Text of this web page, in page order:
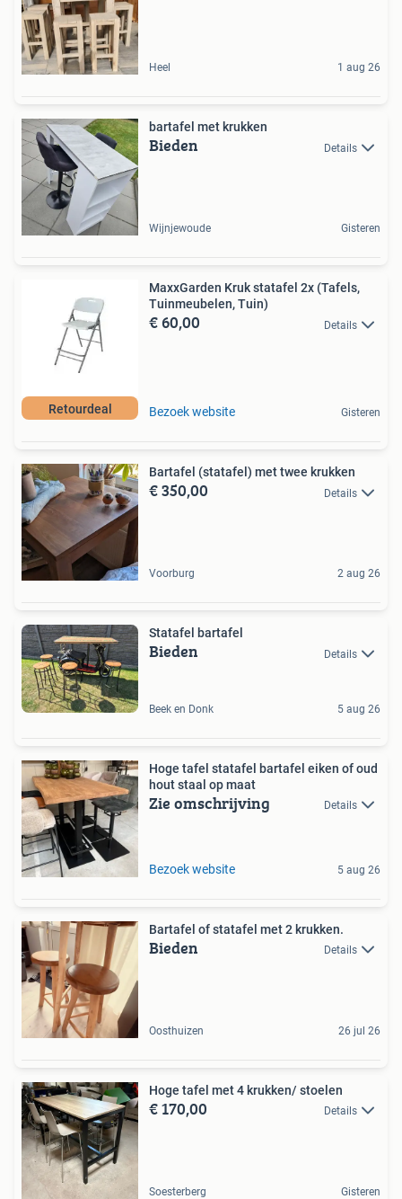
Heel 1 aug 26
bartafel met krukken
Bieden Details
Wijnjewoude Gisteren
Retourdeal
MaxxGarden Kruk statafel 2x (Tafels,
Tuinmeubelen, Tuin)
€ 60,00 Details
Bezoek website Gisteren
Bartafel (statafel) met twee krukken
€ 350,00 Details
Voorburg 2 aug 26
Statafel bartafel
Bieden Details
Beek en Donk 5 aug 26
Hoge tafel statafel bartafel eiken of oud
hout staal op maat
Zie omschrijving Details
Bezoek website 5 aug 26
Bartafel of statafel met 2 krukken.
Bieden Details
Oosthuizen 26 jul 26
Hoge tafel met 4 krukken/ stoelen
€ 170,00 Details
Soesterberg Gisteren